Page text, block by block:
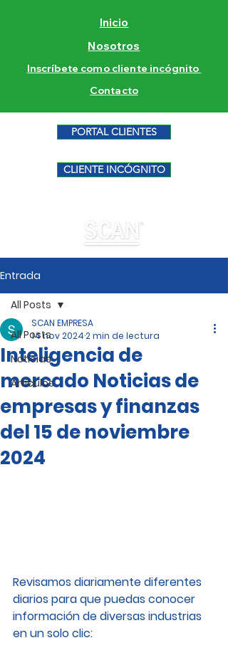
Inicio
Nosotros
Inscríbete como cliente incógnito
Contacto
PORTAL CLIENTES
CLIENTE INCÓGNITO
Entrada
All Posts
Noticias
Artículos
All Posts
Inteligencia de
mercado Noticias de
empresas y finanzas
del 15 de noviembre
2024
SCAN EMPRESA
14 nov 20242 min de lectura
Revisamos diariamente diferentes
diarios para que puedas conocer
información de diversas industrias
en un solo clic: